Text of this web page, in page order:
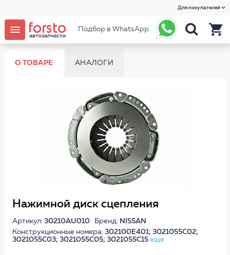
Для покупателей
Подбор в WhatsApp
О ТОВАРЕ АНАЛОГИ
Нажимной диск сцепления
Артикул: 30210AU010Бренд: NISSAN
Конструкционные номера: 302100E401; 3021055C02;
3021055C03; 3021055C05; 3021055C15 еще